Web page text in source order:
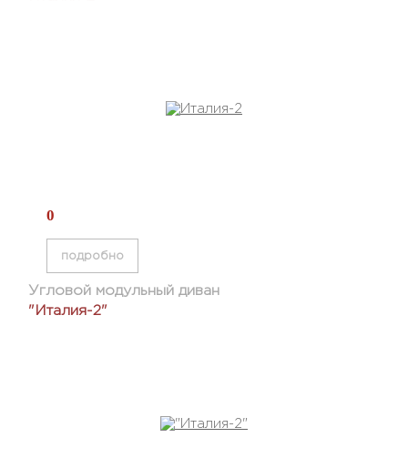
0
подробно
Угловой модульный диван
"Италия-2"